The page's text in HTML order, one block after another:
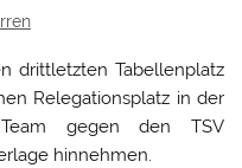
drittletzten Tabellenplatz
Relegationsplatz in der
gegen den TSV
hinnehmen.